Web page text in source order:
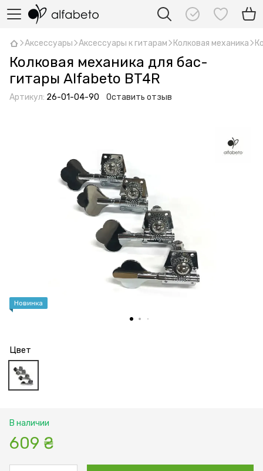
Аксессуары Аксессуары к гитарам Колковая механика
Колковая механика для бас-
гитары Alfabeto BT4R
Артикул: 26-01-04-90 Оставить отзыв
Новинка
Цвет
В наличии
609 ₴